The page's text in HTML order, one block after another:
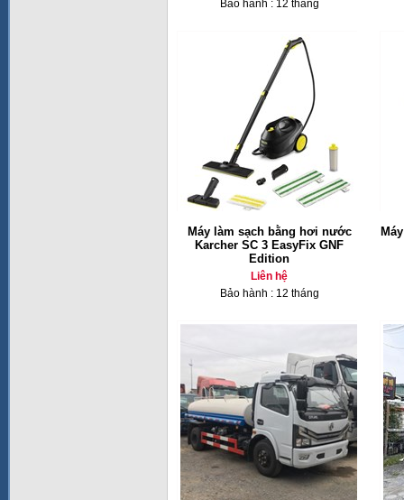
Bảo hành : 12 tháng
Máy làm sạch bằng hơi nước
Karcher SC 3 EasyFix GNF
Edition
Liên hệ
Bảo hành : 12 tháng